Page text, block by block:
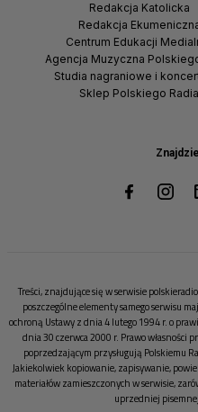
Redakcja Katolicka
Redakcja
Centrum Edukacji
Agencja Muzyczna
Studia nagraniowe i
Sklep Polskiego Radia
Treści, znajdujące się w serwisie
poszczególne elementy samego serwisu
ochroną Ustawy z dnia 4 lutego 1994 r. o
dnia 30 czerwca 2000 r. Prawo własności
poprzedzającym przysługują Polskiemu
Jakiekolwiek kopiowanie, zapisywanie,
materiałów zamieszczonych w serwisie,
uprzedniej